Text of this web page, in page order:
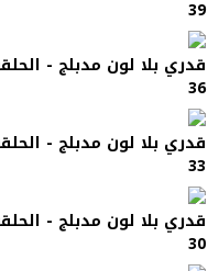
39
قدري بلا لون مدبلج -
36
قدري بلا لون مدبلج -
33
قدري بلا لون مدبلج -
30